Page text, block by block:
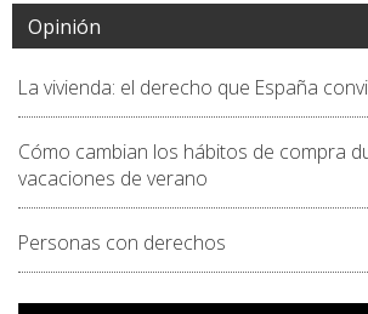
Opinión
La vivienda: el derecho que España
Cómo cambian los hábitos de compra
vacaciones de verano
Personas con derechos